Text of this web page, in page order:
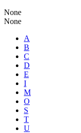
None
None
A
B
C
D
E
I
M
O
S
T
U